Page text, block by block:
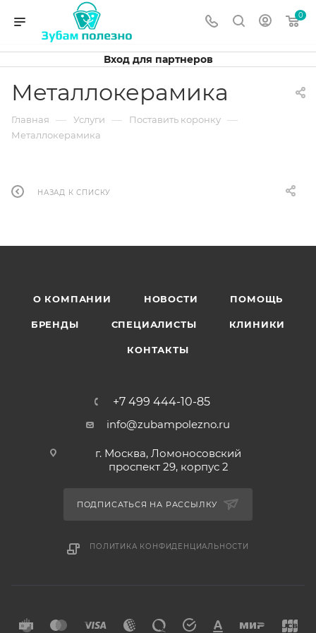
0
Вход для партнеров
Металлокерамика
Главная — Услуги — Поставить коронку —
Металлокерамика
НАЗАД К СПИСКУ
О КОМПАНИИ НОВОСТИ ПОМОЩЬ
БРЕНДЫ СПЕЦИАЛИСТЫ КЛИНИКИ
КОНТАКТЫ
+7 499 444-10-85
info@zubampolezno.ru
г. Москва, Ломоносовский
проспект 29, корпус 2
ПОДПИСАТЬСЯ НА РАССЫЛКУ
ПОЛИТИКА КОНФИДЕНЦИАЛЬНОСТИ